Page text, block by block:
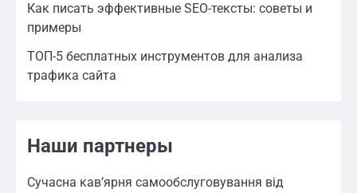
Как писать эффективные SEO-тексты: советы и
примеры
ТОП-5 бесплатных инструментов для анализа
трафика сайта
Наши партнеры
Сучасна кав’ярня самообслуговування від